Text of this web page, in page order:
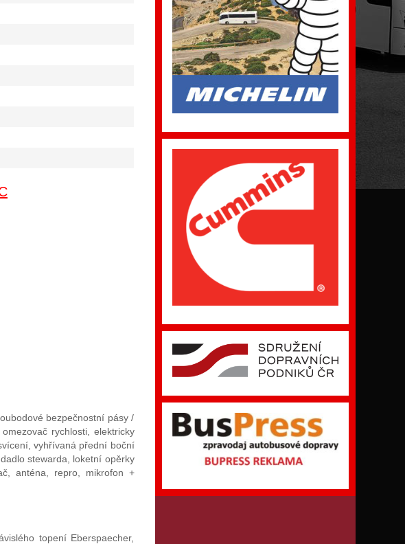
bezpečnostní pásy /
rychlosti, elektricky
vyhřívaná přední boční
stewarda, loketní opěrky
anténa, repro, mikrofon +
topení Eberspaecher,